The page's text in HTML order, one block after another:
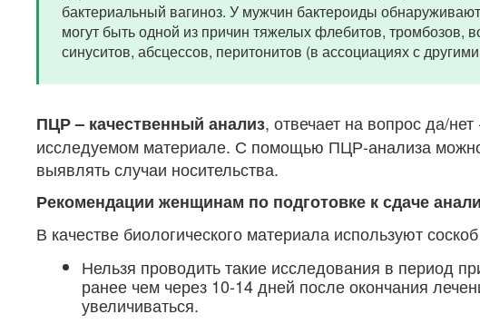
бактериальный вагиноз. У мужчин бактероиды
могут быть одной из причин тяжелых флебитов, тромбозов,
синуситов, абсцессов, перитонитов (в ассоциациях с
ПЦР – качественный анализ, отвечает на вопрос да/
исследуемом материале. С помощью ПЦР-анализа
выявлять случаи носительства.
Рекомендации женщинам по подготовке к сдаче
В качестве биологического материала используют
Нельзя проводить такие исследования в период
ранее чем через 10-14 дней после окончания
увеличиваться.